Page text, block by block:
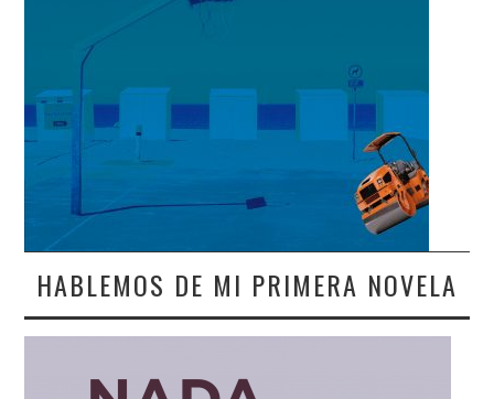
HABLEMOS DE MI PRIMERA NOVELA